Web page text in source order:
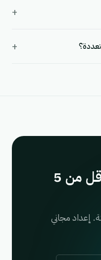
+
+
اربط Xpage في أقل من 5
إعداد مجاني